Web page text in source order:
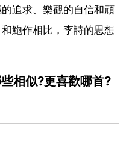
追求、樂觀的自信和頑
鮑作相比，李詩的思想
相似?更喜歡哪首?